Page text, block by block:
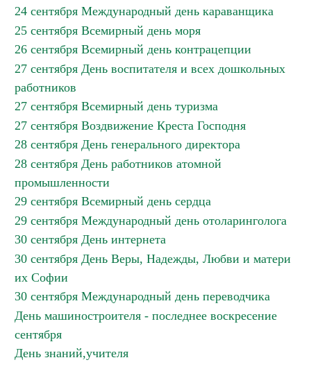
24 сентября Международный день караванщика
25 сентября Всемирный день моря
26 сентября Всемирный день контрацепции
27 сентября День воспитателя и всех дошкольных
работников
27 сентября Всемирный день туризма
27 сентября Воздвижение Креста Господня
28 сентября День генерального директора
28 сентября День работников атомной
промышленности
29 сентября Всемирный день сердца
29 сентября Международный день отоларинголога
30 сентября День интернета
30 сентября День Веры, Надежды, Любви и матери
их Софии
30 сентября Международный день переводчика
День машиностроителя - последнее воскресение
сентября
День знаний,учителя